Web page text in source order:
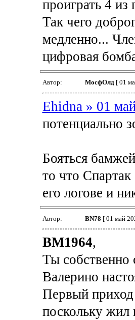
проиграть 4 из
Так чего
медленно...
цифровая
Автор: МосфОлд[ 01
Ehidna » 01
потенциально
Бояться
то что
его логове и
Автор: BN78 [ 01 май
BM1964,
Ты собственно
Валерино
Первый
поскольку жил